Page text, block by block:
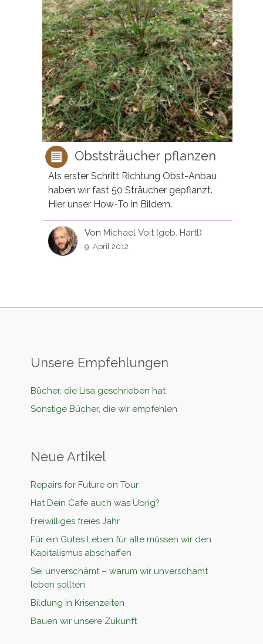
Obststräucher pflanzen
Als erster Schritt Richtung Obst-Anbau
haben wir fast 50 Sträucher gepflanzt.
Hier unser How-To in Bildern.
Von Michael Voit (geb. Hartl)
9. April 2012
Unsere Empfehlungen
Bücher, die Lisa geschrieben hat
Sonstige Bücher, die wir empfehlen
Neue Artikel
Repairs for Future on Tour
Hat Dein Cafe auch was Übrig?
Freiwilliges freies Jahr
Für ein Gutes Leben für alle müssen wir den
Kapitalismus abschaffen
Sei unverschämt – warum wir unverschämt
leben sollten
Bildung in Krisenzeiten
Bauen wir unsere Zukunft